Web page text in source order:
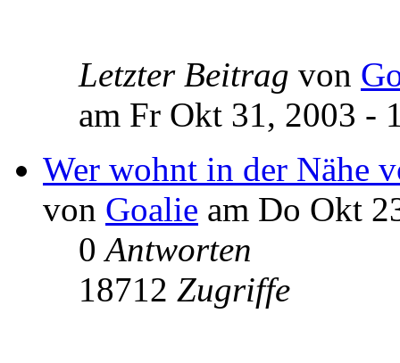
Letzter Beitrag von
am Fr Okt 31, 2003 -
Wer wohnt in der Nähe
von Goalie am Do Okt
0Antworten
18712 Zugriffe